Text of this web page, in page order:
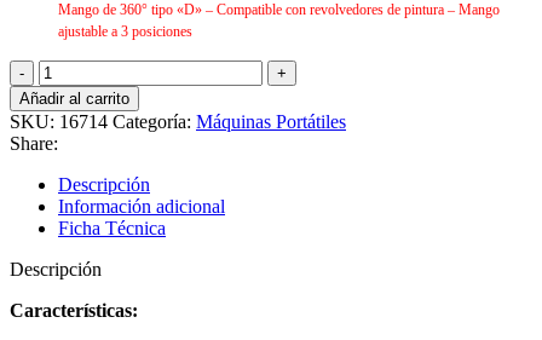
Mango de 360° tipo «D» – Compatible con revolvedores de pintura – Mango
ajustable a 3 posiciones
Taladro
tipo
espada
1/2"
1150
W,
industrial
-
Truper
16714
Añadir al carrito
SKU: 16714 Categoría: Máquinas Portátiles
Share:
Descripción
Información adicional
Ficha Técnica
Descripción
Características: